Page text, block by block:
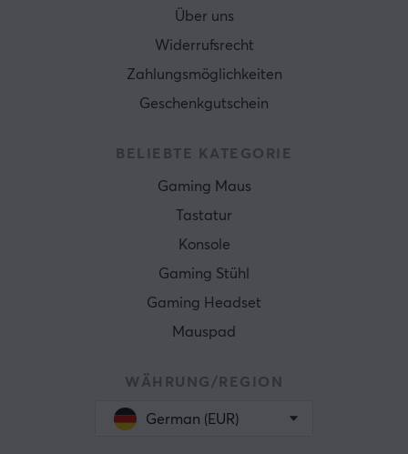
Über uns
Widerrufsrecht
Zahlungsmöglichkeiten
Geschenkgutschein
BELIEBTE KATEGORIE
Gaming Maus
Tastatur
Konsole
Gaming Stühl
Gaming Headset
Mauspad
WÄHRUNG/REGION
German (EUR)